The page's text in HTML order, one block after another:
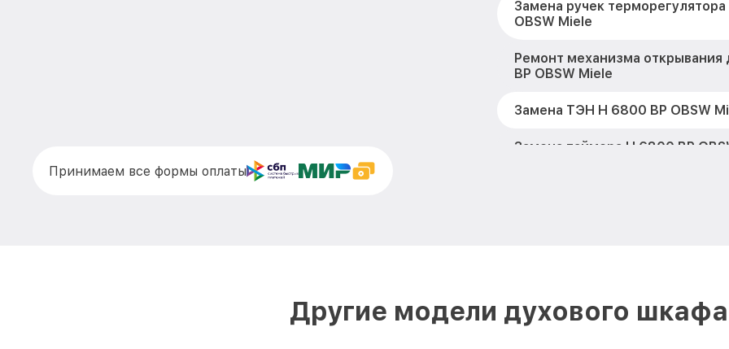
Замена ручек
OBSW Miele
Ремонт механизма открывания
BP OBSW Miele
Замена ТЭН H 6800 BP OBSW
Замена таймера H 6800 BP
Замена панели управления H
Miele
Принимаем все формы оплаты
Другие модели духового